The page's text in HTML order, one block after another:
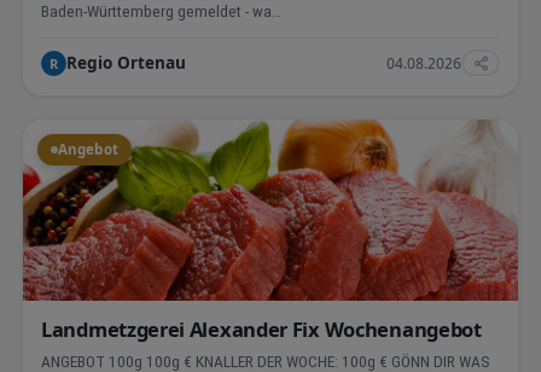
Baden-Württemberg gemeldet - wa…
R Regio Ortenau 04.08.2026
Angebot
Landmetzgerei Alexander Fix Wochenangebot
ANGEBOT 100g 100g € KNALLER DER WOCHE: 100g € GÖNN DIR WAS